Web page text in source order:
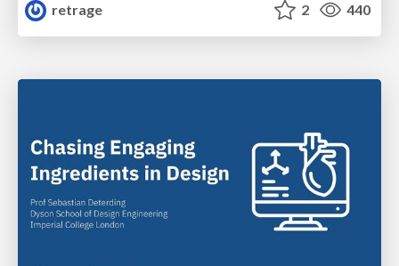
retrage
2 440